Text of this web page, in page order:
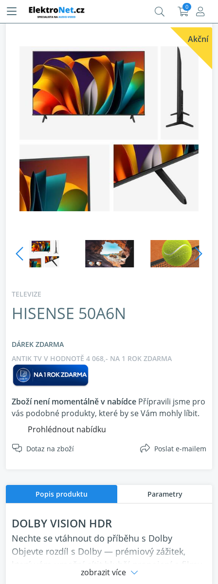
0
TELEVIZE
HISENSE 50A6N
DÁREK ZDARMA
ANTIK TV V HODNOTĚ 4 068,- NA 1 ROK ZDARMA
Zboží není momentálně v nabídce Přípravili jsme pro
vás podobné produkty, které by se Vám mohly líbit.
Prohlédnout nabídku
Dotaz na zboží Poslat e-mailem
Akční
Popis produktu Parametry
DOLBY VISION HDR
Nechte se vtáhnout do příběhu s Dolby
Objevte rozdíl s Dolby — prémiový zážitek,
který vám umožní cítit hlubší propojení s filmy,
seriály, hudbou, sportem a hrami, které
zobrazit více